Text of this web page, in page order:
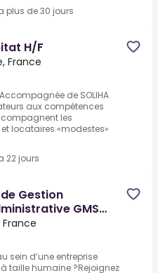
plus de 30 jours
H/F
France
de SOLIHA
aux compétences
les
locataires «modestes»
22 jours
Gestion
GMS
France
sein d’une entreprise
taille humaine ?Rejoignez